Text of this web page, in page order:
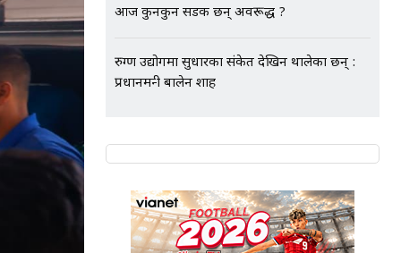
आज कुनकुन सडक छन् अवरूद्ध ?
रुग्ण उद्योगमा सुधारका संकेत देखिन थालेका छन् :
प्रधानमन्त्री बालेन शाह